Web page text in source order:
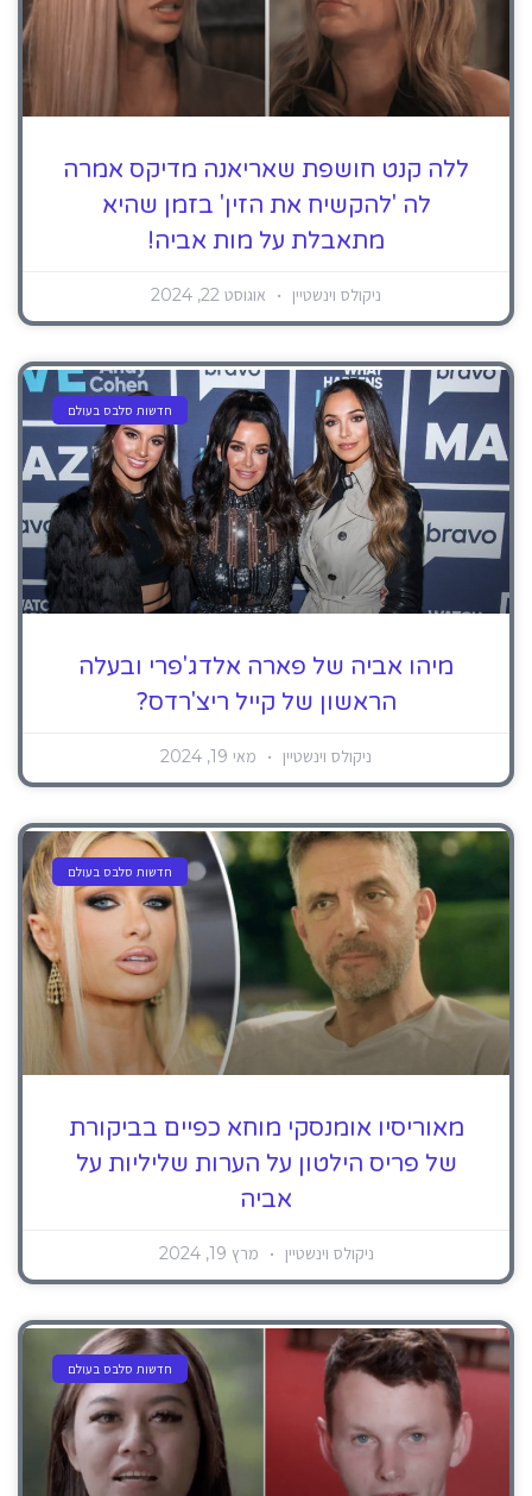
ללה קנט חושפת שאריאנה מדיקס אמרה
לה 'להקשיח את הזין' בזמן שהיא
מתאבלת על מות אביה!
ניקולס וינשטיין אוגוסט 22, 2024
חדשות סלבס בעולם
מיהו אביה של פארה אלדג'פרי ובעלה
הראשון של קייל ריצ'רדס?
ניקולס וינשטיין מאי 19, 2024
חדשות סלבס בעולם
מאוריסיו אומנסקי מוחא כפיים בביקורת
של פריס הילטון על הערות שליליות על
אביה
ניקולס וינשטיין מרץ 19, 2024
חדשות סלבס בעולם